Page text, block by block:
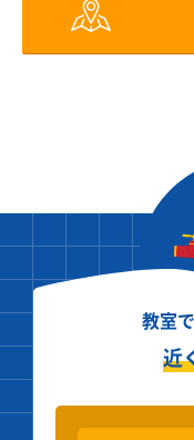
教室
近